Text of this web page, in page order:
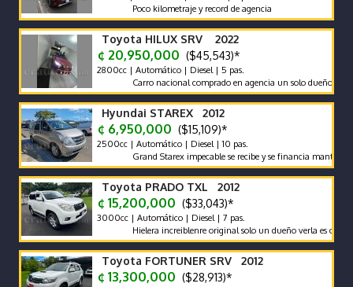
Poco kilometraje y record de agencia
Toyota HILUX SRV 2022
¢ 20,950,000 ($45,543)*
2800cc | Automático | Diesel | 5 pas.
Carro nacional comprado en agencia un solo dueño récord y
Hyundai STAREX 2012
¢ 6,950,000 ($15,109)*
2500cc | Automático | Diesel | 10 pas.
Grand Starex impecable se recibe y se financia
Toyota PRADO TXL 2012
¢ 15,200,000 ($33,043)*
3000cc | Automático | Diesel | 7 pas.
Hielera increiblenre original solo un dueño verla es comprarla
Toyota FORTUNER SRV 2012
¢ 13,300,000 ($28,913)*